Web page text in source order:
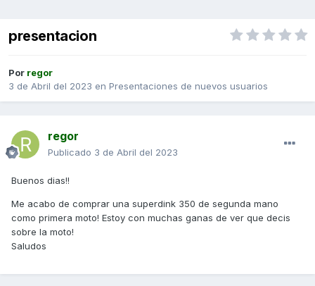
presentacion
Por regor
3 de Abril del 2023 en Presentaciones de nuevos usuarios
regor
Publicado 3 de Abril del 2023
Buenos dias!!
Me acabo de comprar una superdink 350 de segunda mano
como primera moto! Estoy con muchas ganas de ver que decis
sobre la moto!
Saludos